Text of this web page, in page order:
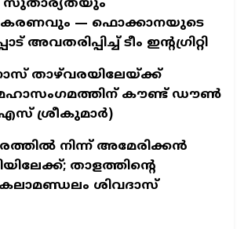
— ഫൊക്കാനയുടെ
അവതരിപ്പിച്ച് ടീം ഇന്റഗ്രിറ്റി
താഴ്‌വരയിലേയ്ക്ക്
കൗണ്ട് ഡൗണ്‍
ശ്രീകുമാര്‍)
നിന്ന് അമേരിക്കൻ
താളത്തിന്റെ
ശിവദാസ്